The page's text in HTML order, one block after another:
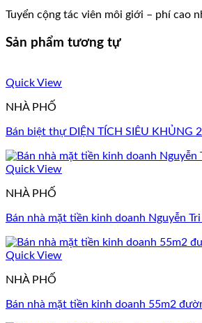
Tuyển cộng tác viên môi giới – phí cao
Sản phẩm tương tự
Quick View
NHÀ PHỐ
Bán biệt thự DIỆN TÍCH SIÊU KHỦNG
Quick View
NHÀ PHỐ
Bán nhà mặt tiền kinh doanh Nguyễn
Quick View
NHÀ PHỐ
Bán nhà mặt tiền kinh doanh 55m2